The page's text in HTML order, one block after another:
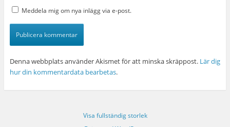
Meddela mig om nya inlägg via e-post.
Denna webbplats använder Akismet för att minska skräppost. Lär dig
hur din kommentardata bearbetas.
Visa fullständig storlek